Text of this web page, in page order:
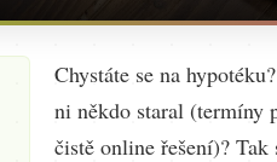
Chystáte se na
ni někdo staral (termíny
čistě online řešení)?